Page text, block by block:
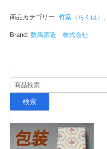
商品カテゴリー: 竹葉（ちくは）
Brand: 数馬酒造 株式会社
検
索
検索